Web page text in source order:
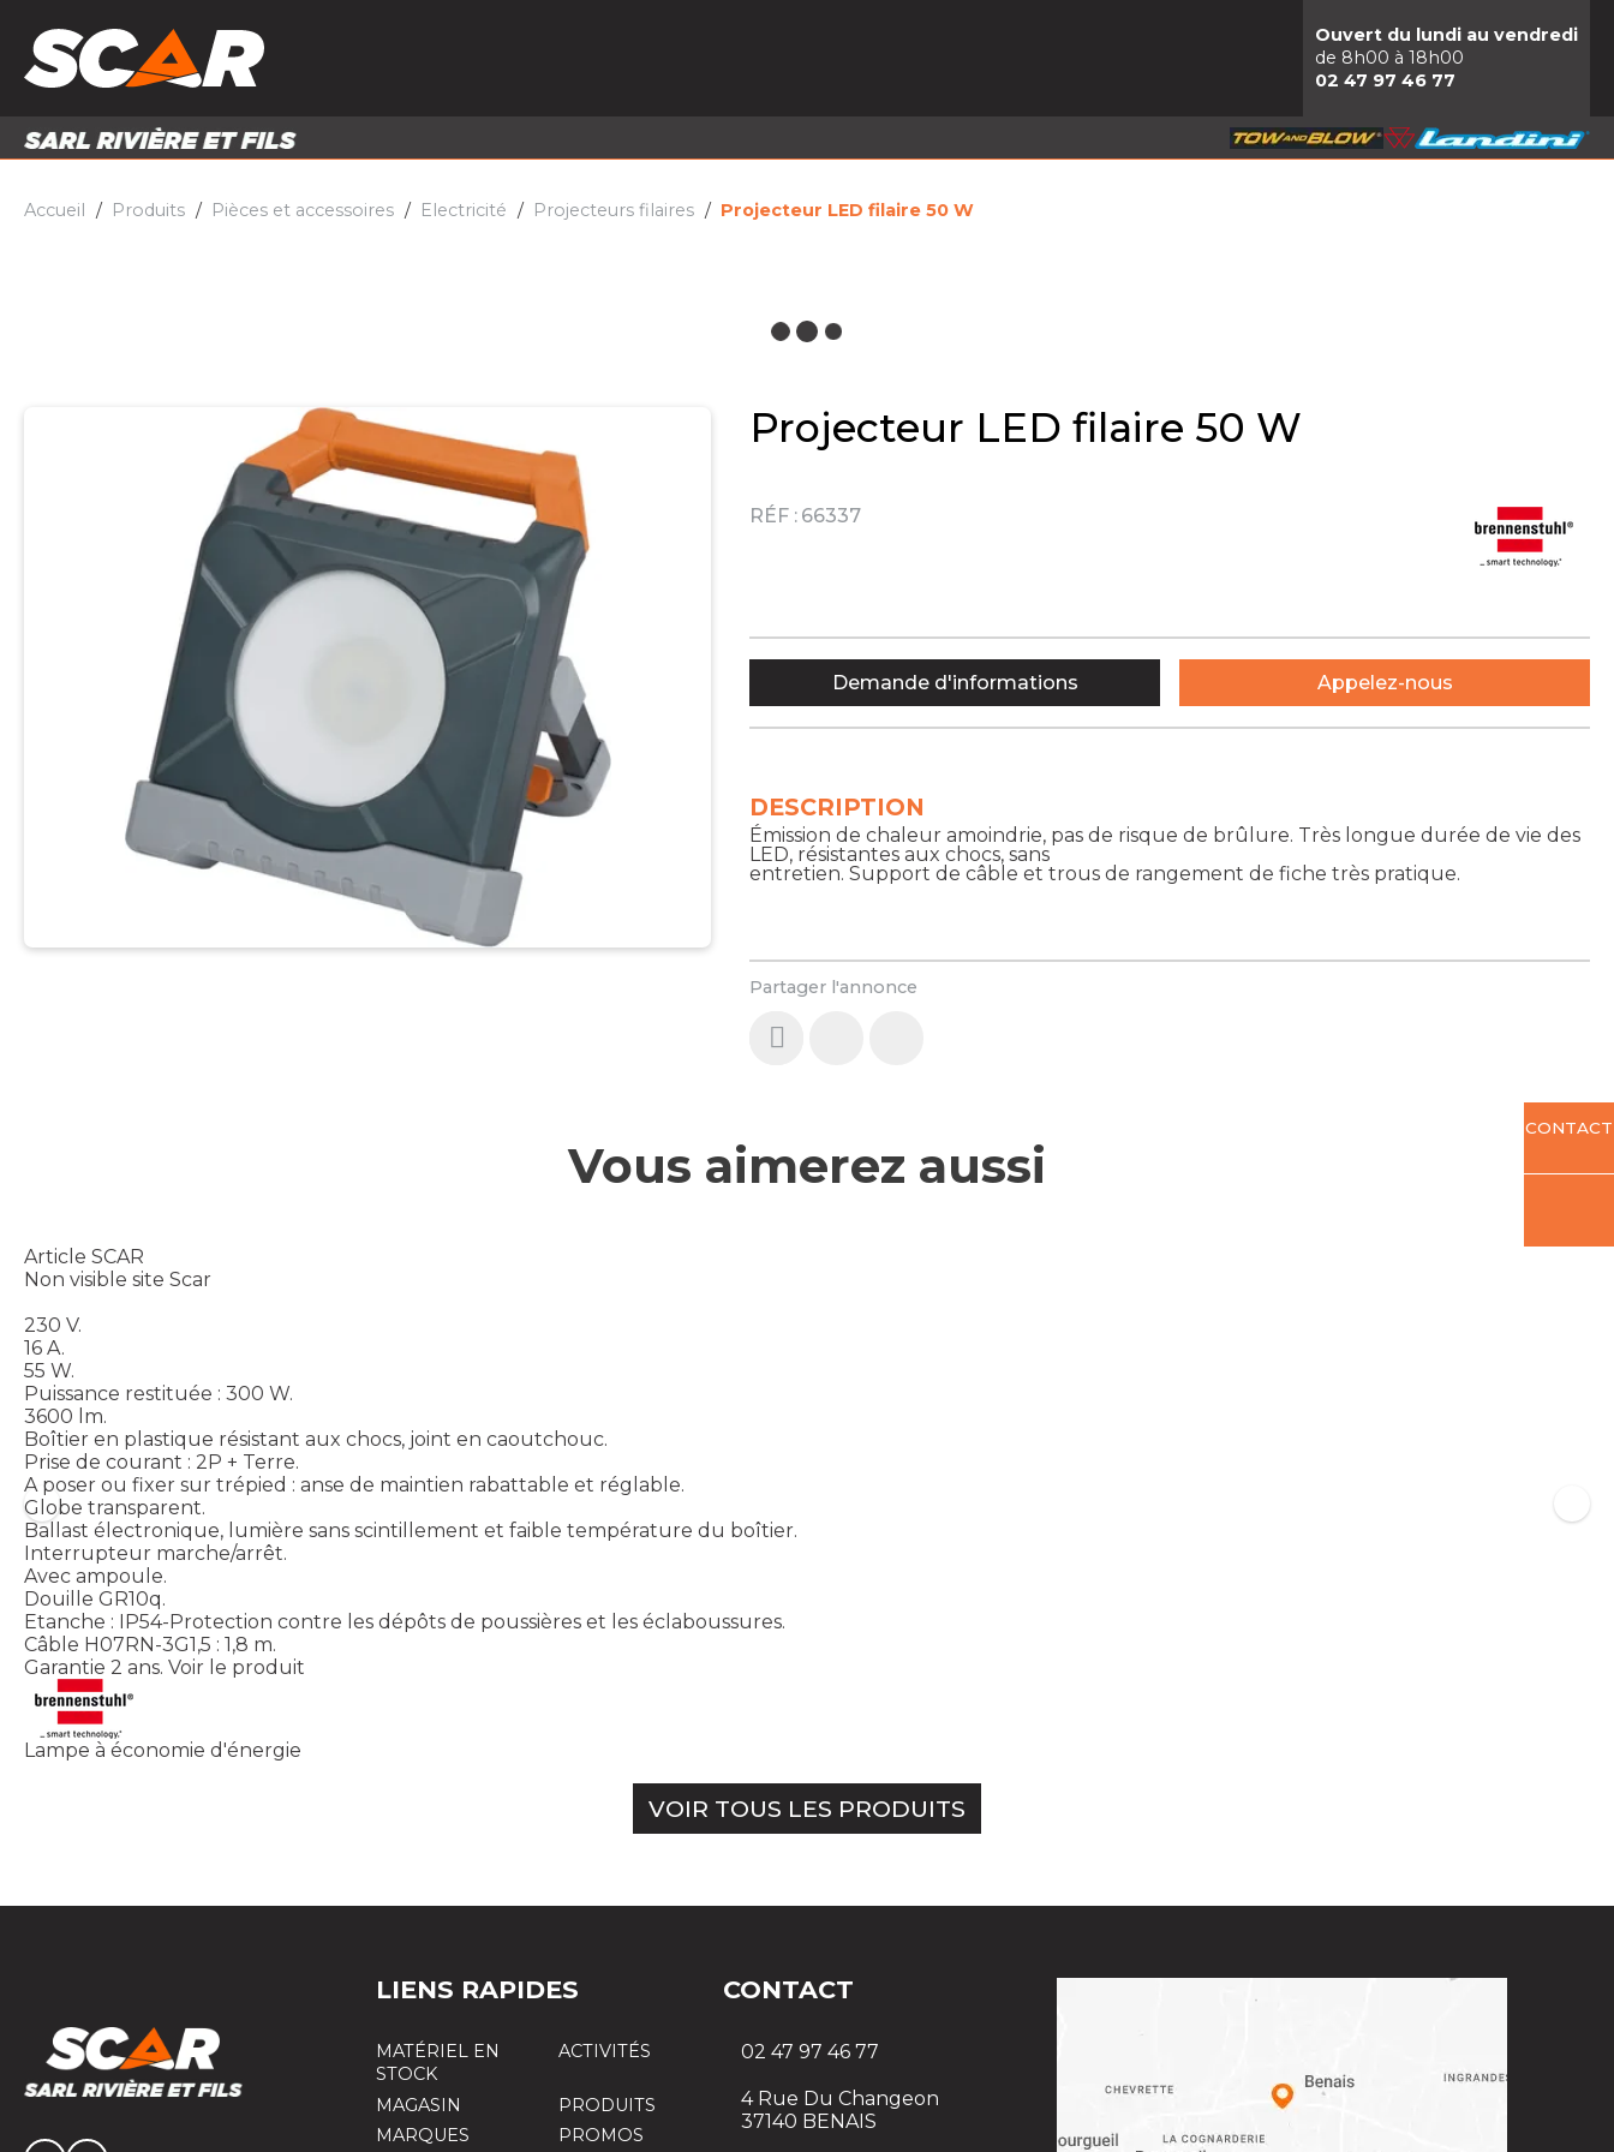
PIÈCES ET ACCESSOIRES
Ouvert du lundi au vendredi
de 8h00 à 18h00
02 47 97 46 77
Accueil Produits Pièces et accessoires Electricité Projecteurs filaires Projecteur LED filaire 50 W
Projecteur LED filaire 50 W
RÉF : 66337
Partager l'annonce
DESCRIPTION
Émission de chaleur amoindrie, pas de risque de brûlure. Très longue durée de vie des
LED, résistantes aux chocs, sans
entretien. Support de câble et trous de rangement de fiche très pratique.
Demande d'informations Appelez-nous
Vous aimerez aussi
Article SCAR
Non visible site Scar
230 V.
16 A.
55 W.
Puissance restituée : 300 W.
3600 lm.
Boîtier en plastique résistant aux chocs, joint en caoutchouc.
Prise de courant : 2P + Terre.
A poser ou fixer sur trépied : anse de maintien rabattable et réglable.
Globe transparent.
Ballast électronique, lumière sans scintillement et faible température du boîtier.
Interrupteur marche/arrêt.
Avec ampoule.
Douille GR10q.
Etanche : IP54-Protection contre les dépôts de poussières et les éclaboussures.
Câble H07RN-3G1,5 : 1,8 m.
Garantie 2 ans. Voir le produit
Lampe à économie d'énergie
VOIR TOUS LES PRODUITS
CONTACT
LIENS RAPIDES
MATÉRIEL EN
STOCK
ACTIVITÉS
MAGASIN
PRODUITS
MARQUES
PROMOS
CONTACT
02 47 97 46 77
4 Rue Du Changeon
37140 BENAIS